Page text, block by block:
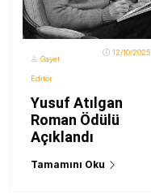
Gayet
Editör
12/10/2025
Yusuf Atılgan
Roman Ödülü
Açıklandı
Tamamını Oku